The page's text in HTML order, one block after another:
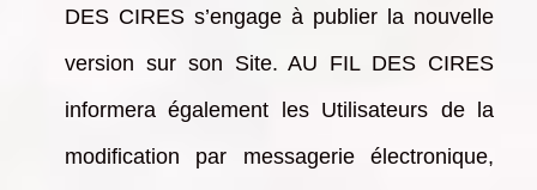
DES CIRES s’engage à publier la nouvelle
version sur son Site. AU FIL DES CIRES
informera également les Utilisateurs de la
modification par messagerie électronique,